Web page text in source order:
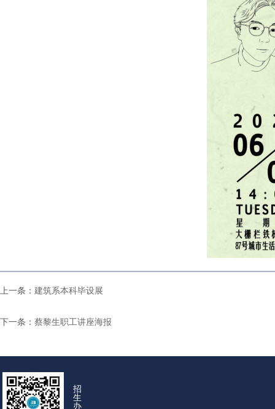
上一条： 建筑系本科毕设展
下一条： 蔡黎生职工讲座海报
招
生
办